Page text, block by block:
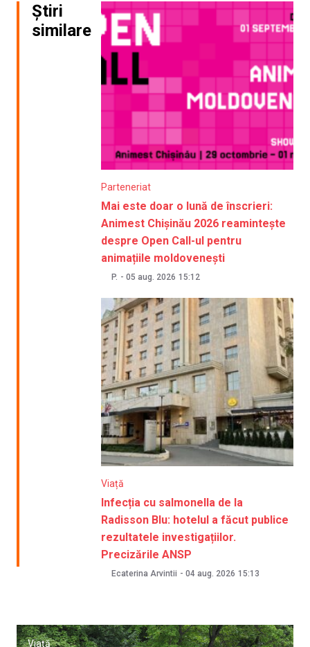
Știri
similare
Parteneriat
Mai este doar o lună de înscrieri:
Animest Chișinău 2026 reamintește
despre Open Call-ul pentru
animațiile moldovenești
P. - 05 aug. 2026 15:12
Viață
Infecția cu salmonella de la
Radisson Blu: hotelul a făcut publice
rezultatele investigațiilor.
Precizările ANSP
Ecaterina Arvintii - 04 aug. 2026 15:13
Viață